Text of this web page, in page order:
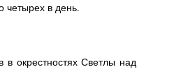
четырех в день.
в окрестностях Светлы над